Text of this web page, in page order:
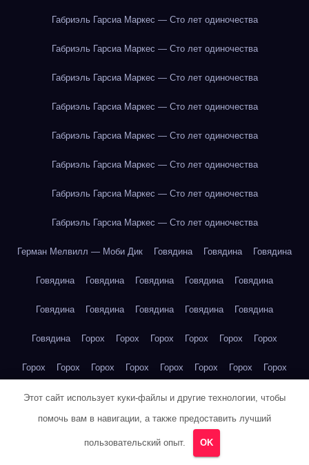
Габриэль Гарсиа Маркес — Сто лет одиночества
Габриэль Гарсиа Маркес — Сто лет одиночества
Габриэль Гарсиа Маркес — Сто лет одиночества
Габриэль Гарсиа Маркес — Сто лет одиночества
Габриэль Гарсиа Маркес — Сто лет одиночества
Габриэль Гарсиа Маркес — Сто лет одиночества
Габриэль Гарсиа Маркес — Сто лет одиночества
Габриэль Гарсиа Маркес — Сто лет одиночества
Герман Мелвилл — Моби Дик Говядина Говядина Говядина
Говядина Говядина Говядина Говядина Говядина
Говядина Говядина Говядина Говядина Говядина
Говядина Горох Горох Горох Горох Горох Горох
Горох Горох Горох Горох Горох Горох Горох Горох
Горох Горох Груша Груша Груша Груша Груша Груша
Груша Груша
Этот сайт использует куки-файлы и другие технологии, чтобы
помочь вам в навигации, а также предоставить лучший
пользовательский опыт. OK